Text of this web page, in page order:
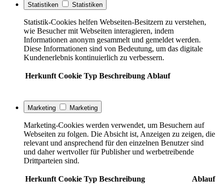
Statistiken Statistiken
Statistik-Cookies helfen Webseiten-Besitzern zu verstehen,
wie Besucher mit Webseiten interagieren, indem
Informationen anonym gesammelt und gemeldet werden.
Diese Informationen sind von Bedeutung, um das digitale
Kundenerlebnis kontinuierlich zu verbessern.
Herkunft Cookie Typ Beschreibung Ablauf
Marketing Marketing
Marketing-Cookies werden verwendet, um Besuchern auf
Webseiten zu folgen. Die Absicht ist, Anzeigen zu zeigen, die
relevant und ansprechend für den einzelnen Benutzer sind
und daher wertvoller für Publisher und werbetreibende
Drittparteien sind.
Herkunft Cookie Typ Beschreibung Ablauf